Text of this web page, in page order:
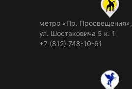
метро «Пр. Просвещения»,
ул. Шостаковича 5 к. 1
+7 (812) 748-10-61